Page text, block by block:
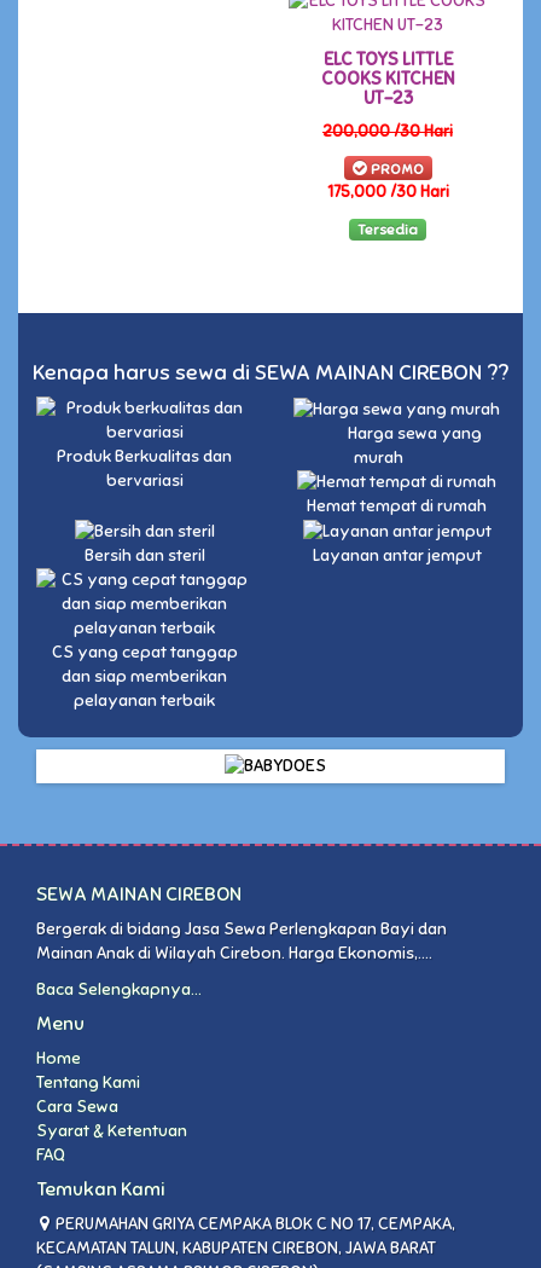
ELC TOYS LITTLE
COOKS KITCHEN
UT-23
200,000 /30 Hari
PROMO
175,000 /30 Hari
Tersedia
Kenapa harus sewa di SEWA MAINAN CIREBON ??
Produk Berkualitas dan
bervariasi
Harga sewa yang
murah
Hemat tempat di rumah
Bersih dan steril Layanan antar jemput
CS yang cepat tanggap
dan siap memberikan
pelayanan terbaik
SEWA MAINAN CIREBON
Bergerak di bidang Jasa Sewa Perlengkapan Bayi dan
Mainan Anak di Wilayah Cirebon. Harga Ekonomis,....
Baca Selengkapnya...
Menu
Home
Tentang Kami
Cara Sewa
Syarat & Ketentuan
FAQ
Temukan Kami
PERUMAHAN GRIYA CEMPAKA BLOK C NO 17, CEMPAKA,
KECAMATAN TALUN, KABUPATEN CIREBON, JAWA BARAT